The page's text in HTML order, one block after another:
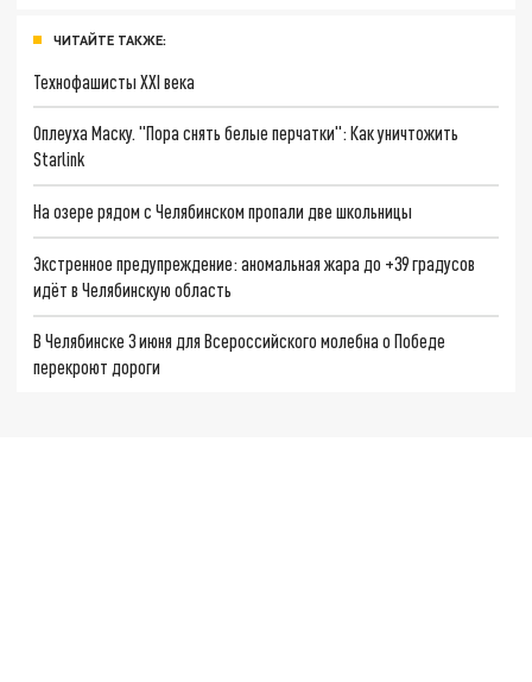
ЧИТАЙТЕ ТАКЖЕ:
Технофашисты XXI века
Оплеуха Маску. "Пора снять белые перчатки": Как уничтожить
Starlink
На озере рядом с Челябинском пропали две школьницы
Экстренное предупреждение: аномальная жара до +39 градусов
идёт в Челябинскую область
В Челябинске 3 июня для Всероссийского молебна о Победе
перекроют дороги